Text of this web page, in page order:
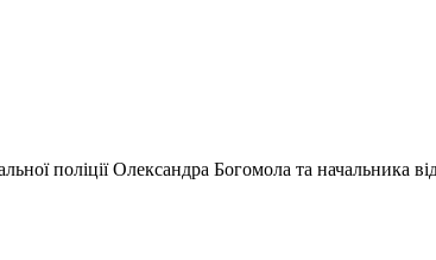
поліції Олександра Богомола та начальника